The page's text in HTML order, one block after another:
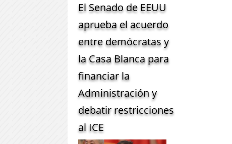
El Senado de EEUU
aprueba el acuerdo
entre demócratas y
la Casa Blanca para
financiar la
Administración y
debatir restricciones
al ICE